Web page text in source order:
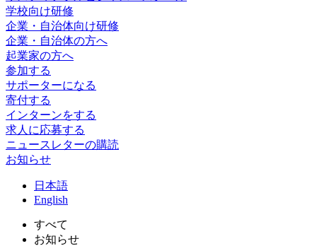
学校向け研修
企業・自治体向け研修
企業・自治体の方へ
起業家の方へ
参加する
サポーターになる
寄付する
インターンをする
求人に応募する
ニュースレターの購読
お知らせ
日 本語
English
すべて
お知らせ